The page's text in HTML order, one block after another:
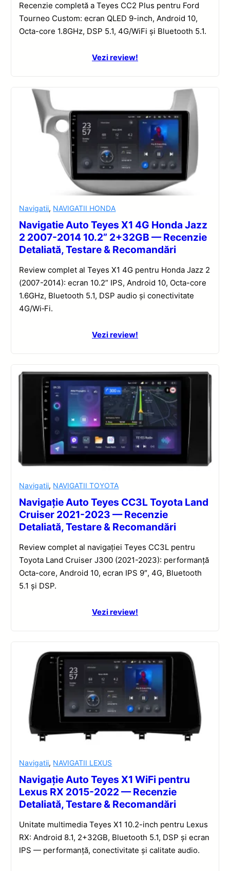
Recenzie completă a Teyes CC2 Plus pentru Ford
Tourneo Custom: ecran QLED 9-inch, Android 10,
Octa-core 1.8GHz, DSP 5.1, 4G/WiFi și Bluetooth 5.1.
Vezi review!
Navigatii, NAVIGATII HONDA
Navigatie Auto Teyes X1 4G Honda Jazz
2 2007-2014 10.2” 2+32GB — Recenzie
Detaliată, Testare & Recomandări
Review complet al Teyes X1 4G pentru Honda Jazz 2
(2007-2014): ecran 10.2” IPS, Android 10, Octa-core
1.6GHz, Bluetooth 5.1, DSP audio și conectivitate
4G/Wi‑Fi.
Vezi review!
Navigatii, NAVIGATII TOYOTA
Navigație Auto Teyes CC3L Toyota Land
Cruiser 2021-2023 — Recenzie
Detaliată, Testare & Recomandări
Review complet al navigației Teyes CC3L pentru
Toyota Land Cruiser J300 (2021-2023): performanță
Octa-core, Android 10, ecran IPS 9″, 4G, Bluetooth
5.1 și DSP.
Vezi review!
Navigatii, NAVIGATII LEXUS
Navigație Auto Teyes X1 WiFi pentru
Lexus RX 2015-2022 — Recenzie
Detaliată, Testare & Recomandări
Unitate multimedia Teyes X1 10.2-inch pentru Lexus
RX: Android 8.1, 2+32GB, Bluetooth 5.1, DSP și ecran
IPS — performanță, conectivitate și calitate audio.